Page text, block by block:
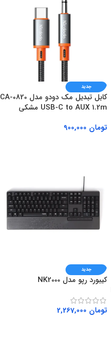
جدید
کابل تبدیل مک دودو مدل CA-0820
USB-C to AUX 1.2m مشکی
تومان
جدید
کیبورد رپو مدل NK2000
تومان